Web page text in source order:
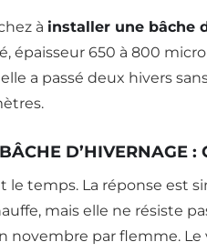
à installer une bâche
épaisseur 650 à 800
a passé deux hivers
D’HIVERNAGE :
temps. La réponse est
mais elle ne résiste
novembre par flemme.